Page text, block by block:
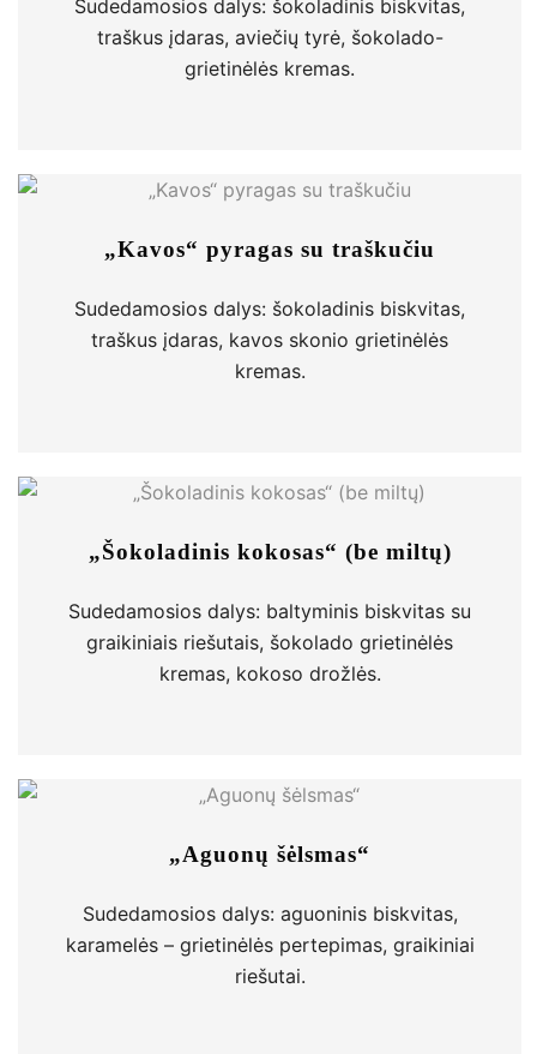
Sudedamosios dalys: šokoladinis biskvitas,
traškus įdaras, aviečių tyrė, šokolado-
grietinėlės kremas.
„Kavos“ pyragas su traškučiu
Sudedamosios dalys: šokoladinis biskvitas,
traškus įdaras, kavos skonio grietinėlės
kremas.
„Šokoladinis kokosas“ (be miltų)
Sudedamosios dalys: baltyminis biskvitas su
graikiniais riešutais, šokolado grietinėlės
kremas, kokoso drožlės.
„Aguonų šėlsmas“
Sudedamosios dalys: aguoninis biskvitas,
karamelės – grietinėlės pertepimas, graikiniai
riešutai.